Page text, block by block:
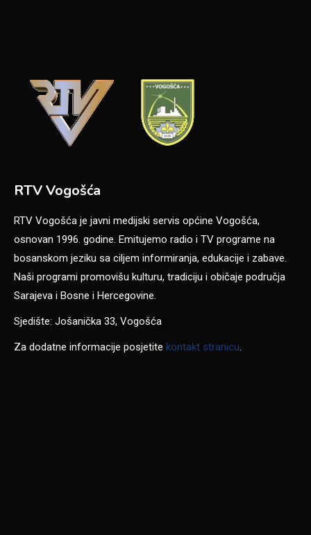
RTV Vogošća
RTV Vogošća je javni medijski servis općine Vogošća,
osnovan 1996. godine. Emitujemo radio i TV programe na
bosanskom jeziku sa ciljem informiranja, edukacije i zabave.
Naši programi promovišu kulturu, tradiciju i običaje područja
Sarajeva i Bosne i Hercegovine.
Sjedište: Jošanička 33, Vogošća
Za dodatne informacije posjetite kontakt stranicu